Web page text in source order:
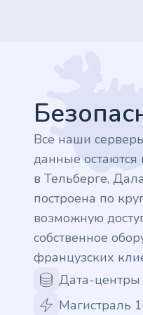
.tips
.cn
.re
.games
.it
Все наши
данные остаются
в Тельберге,
построена по
возможную
собственное
французских
Дата-центры
Магистраль